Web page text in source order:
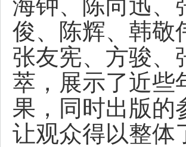
海钟、陈向迅、
俊、陈辉、韩敬
张友宪、方骏、
萃，展示了近些
果，同时出版的
让观众得以整体